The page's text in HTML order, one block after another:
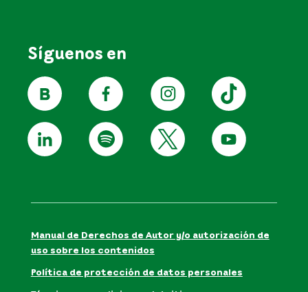
Síguenos en
Manual de Derechos de Autor y/o autorización de
uso sobre los contenidos
Política de protección de datos personales